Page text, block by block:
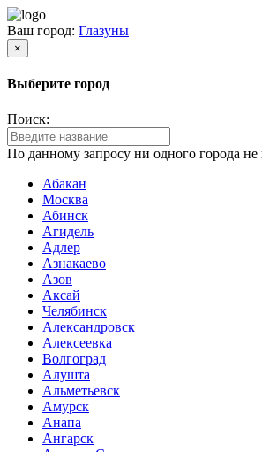
Ваш город: Глазуны
×
Выберите город
Поиск:
По данному запросу ни одного города не
Абакан
Москва
Абинск
Агидель
Адлер
Азнакаево
Азов
Аксай
Челябинск
Александровск
Алексеевка
Волгоград
Алушта
Альметьевск
Амурск
Анапа
Ангарск